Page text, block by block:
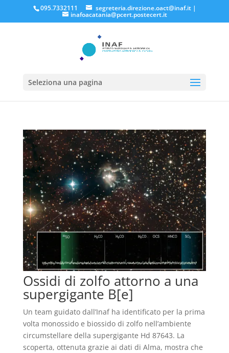
095.7332111 segreteria.direzione.oact@inaf.it|
inafoacatania@pcert.postecert.it
Seleziona una pagina
Ossidi di zolfo attorno a una
supergigante B[e]
Un team guidato dall’Inaf ha identificato per la prima
volta monossido e biossido di zolfo nell’ambiente
circumstellare della supergigante Hd 87643. La
scoperta, ottenuta grazie ai dati di Alma, mostra che